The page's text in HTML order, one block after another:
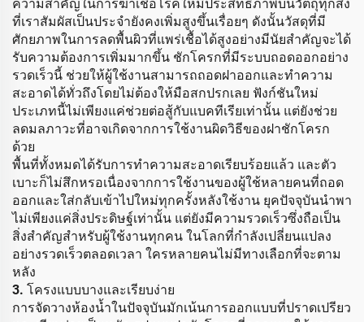
ความสำคัญในการฆ่าเชื้อโรคให้มีประสิทธิภาพบนวัตถุทุกสิ่ง
ที่เราสัมผัสเป็นประจำยังคงเพิ่มสูงขึ้นเรื่อยๆ ดังนั้นวัสดุที่มี
ศักยภาพในการลดพื้นผิวที่แพร่เชื้อได้สูงอย่างมีนัยสำคัญจะได้
รับความต้องการเพิ่มมากขึ้น ชักโครกที่มีระบบถอดออกอย่าง
รวดเร็วนี้ ช่วยให้ผู้ใช้งานสามารถถอดฝาออกและทำความ
สะอาดได้ทั่วถึงโดยไม่ต้องให้มือสกปรกเลย ฟังก์ชันใหม่
ประเภทนี้ไม่เพียงแค่ช่วยต่อสู้กับแบคทีเรียเท่านั้น แต่ยังช่วย
ลดมลภาวะที่อาจเกิดจากการใช้งานผิดวิธีของฝาชักโครก
ด้วย
พื้นที่ทั้งหมดได้รับการทำความสะอาดเรียบร้อยแล้ว และตัว
เบาะก็ไม่สึกหรอเนื่องจากการใช้งานของผู้ใช้หลายคนที่ถอด
ออกและใส่กลับเข้าไปใหม่ทุกครั้งหลังใช้งาน ยุคปัจจุบันนำพา
ไม่เพียงแค่สิ่งประดิษฐ์เท่านั้น แต่ยังมีความรวดเร็วซึ่งถือเป็น
สิ่งสำคัญสำหรับผู้ใช้งานทุกคน ในโลกที่กำลังเปลี่ยนแปลง
อย่างรวดเร็วตลอดเวลา ใครหลายคนไม่มีทางเลือกที่จะตาม
หลัง
3. โครงแบบบางและเรียบง่าย
การจัดวางห้องน้ำในปัจจุบันมักเน้นการออกแบบที่ปราดเปรียว